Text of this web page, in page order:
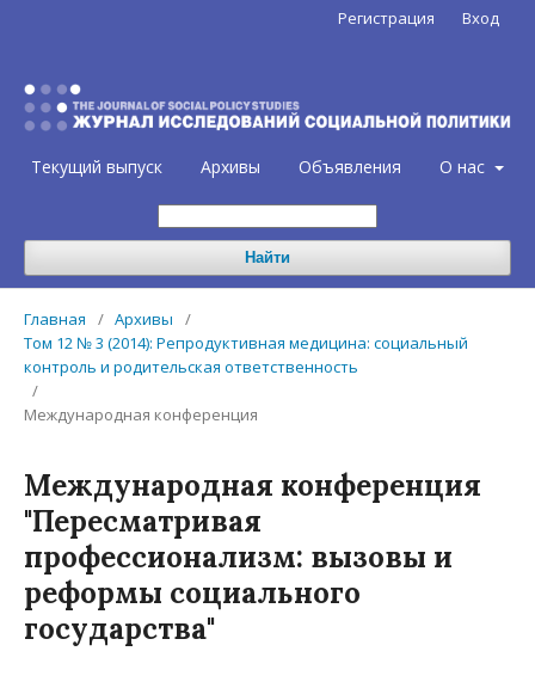
Текущий выпуск Архивы Объявления О нас
Найти
Регистрация Вход
Главная / Архивы
/
Том 12 № 3 (2014): Репродуктивная медицина: социальный
контроль и родительская ответственность
/
Международная конференция
Международная конференция
"Пересматривая
профессионализм: вызовы и
реформы социального
государства"